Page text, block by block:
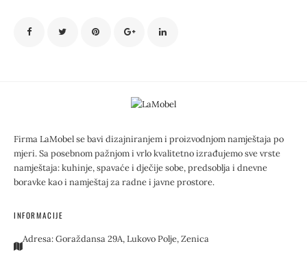
Firma LaMobel se bavi dizajniranjem i proizvodnjom namještaja po
mjeri. Sa posebnom pažnjom i vrlo kvalitetno izrađujemo sve vrste
namještaja: kuhinje, spavaće i dječije sobe, predsoblja i dnevne
boravke kao i namještaj za radne i javne prostore.
INFORMACIJE
Adresa:Goraždansa 29A, Lukovo Polje, Zenica